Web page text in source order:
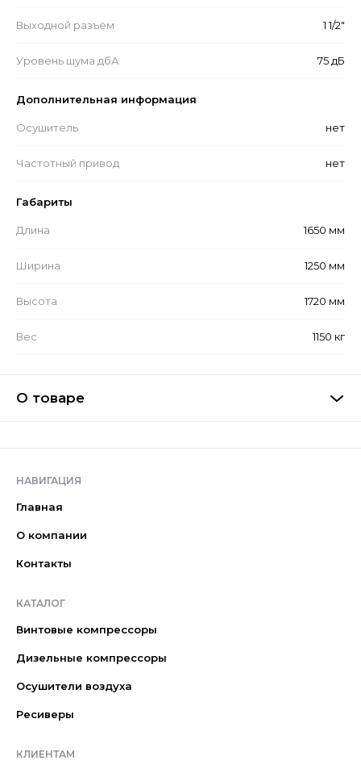
Выходной разъём 1 1/2"
Уровень шума дбА 75 дБ
Дополнительная информация
Осушитель нет
Частотный привод нет
Габариты
Длина 1650 мм
Ширина 1250 мм
Высота 1720 мм
Вес 1150 кг
О товаре
НАВИГАЦИЯ
Главная
О компании
Контакты
КАТАЛОГ
Винтовые компрессоры
Дизельные компрессоры
Осушители воздуха
Ресиверы
КЛИЕНТАМ